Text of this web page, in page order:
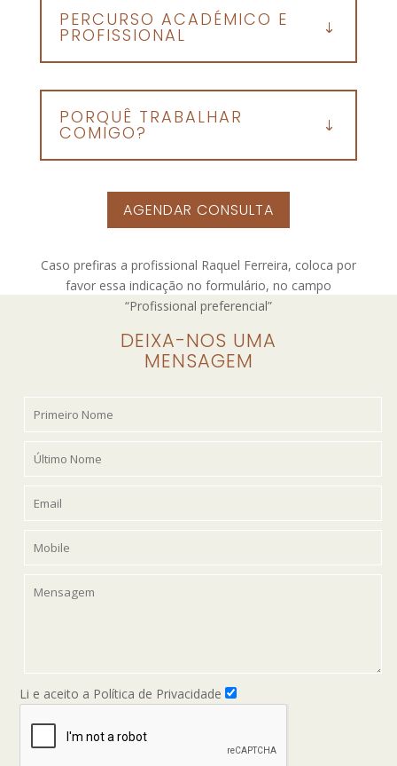
PERCURSO ACADÉMICO E
PROFISSIONAL
PORQUÊ TRABALHAR
COMIGO?
AGENDAR CONSULTA
Caso prefiras a profissional Raquel Ferreira, coloca por
favor essa indicação no formulário, no campo
“Profissional preferencial”
DEIXA-NOS UMA
MENSAGEM
Li e aceito a Política de Privacidade